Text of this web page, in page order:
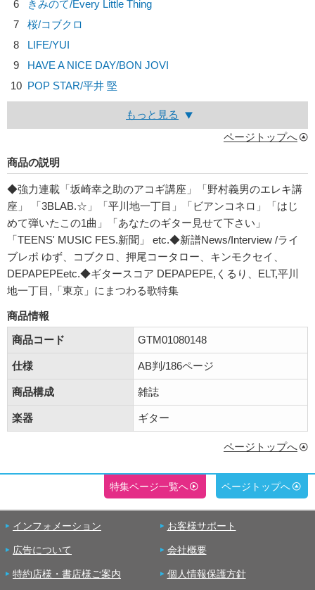
6
きみのて/Every Little Thing
7
桜/コブクロ
8
LIFE/YUI
9
HAVE A NICE DAY/BON JOVI
10 POP STAR/平井 堅
もっと見る
ページトップへ
商品の説明
◆強力連載「坂崎幸之助のアコギ講座」「野村義男のエレキ講
座」 「3BLAB.☆」「平川地一丁目」「ビアンコネロ」「はじ
めて弾いたこの1曲」「あなたのギター見せて下さい」
「TEENS' MUSIC FES.新聞」 etc.◆新譜News/Interview /ライ
ブレポ ゆず、コブクロ、押尾コータロー、キンモクセイ、
DEPAPEPEetc.◆ギタースコア DEPAPEPE,くるり、ELT,平川
地一丁目,「東京」にまつわる歌特集
商品情報
商品コード
GTM01080148
仕様 AB判/186ページ
商品構成 雑誌
楽器 ギター
ページトップへ
特集ページ一覧へ ページトップへ
インフォメーション お客様サポート
広告について 会社概要
特約店様・書店様ご案内 個人情報保護方針